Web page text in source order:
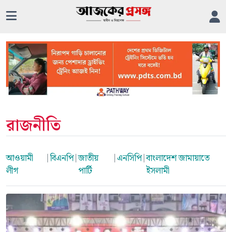
রাজনীতি
আওয়ামী
লীগ
|বিএনপি|জাতীয়
পার্টি
|এনসিপি|বাংলাদেশ জামায়াতে
ইসলামী